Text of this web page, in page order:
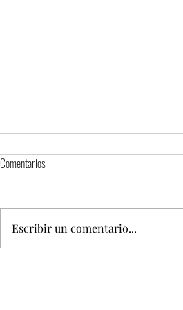
Festival del Pulque, Gastronomía Típica y
Comentarios
Escribir un comentario...